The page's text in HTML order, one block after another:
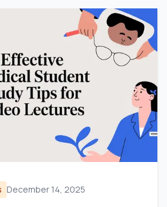
December 14, 2025